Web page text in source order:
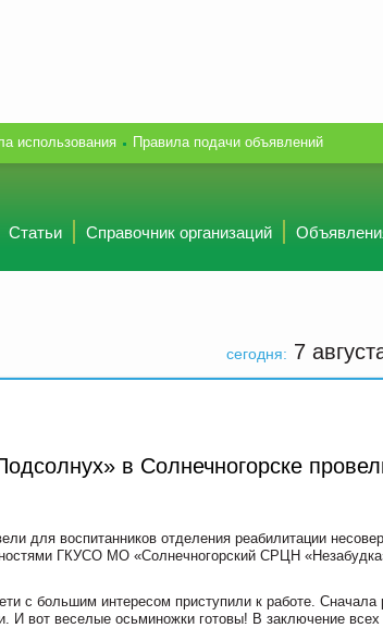
использования Правила подачи объявлений
Статьи Справочник организаций
сегодня: 7
в Солнечногорске
для воспитанников отделения реабилитации
ГКУСО МО «Солнечногорский СРЦН
с большим интересом приступили к работе. Сначала
И вот веселые осьминожки готовы! В заключение